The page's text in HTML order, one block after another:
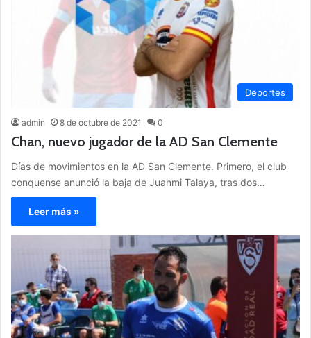
Deportes
admin 8 de octubre de 2021 0
Chan, nuevo jugador de la AD San Clemente
Días de movimientos en la AD San Clemente. Primero, el club
conquense anunció la baja de Juanmi Talaya, tras dos…
Leer más »